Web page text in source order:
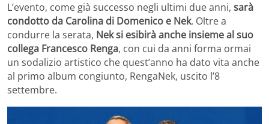
L’evento, come già successo negli ultimi due anni, sarà
condotto da Carolina di Domenico e Nek. Oltre a
condurre la serata, Nek si esibirà anche insieme al suo
collega Francesco Renga, con cui da anni forma ormai
un sodalizio artistico che quest’anno ha dato vita anche
al primo album congiunto, RengaNek, uscito l’8
settembre.